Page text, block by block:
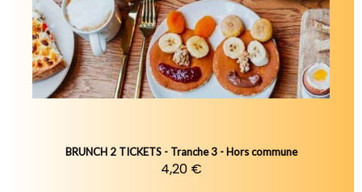
BRUNCH 2 TICKETS - Tranche 3 - Hors commune
4,20 €